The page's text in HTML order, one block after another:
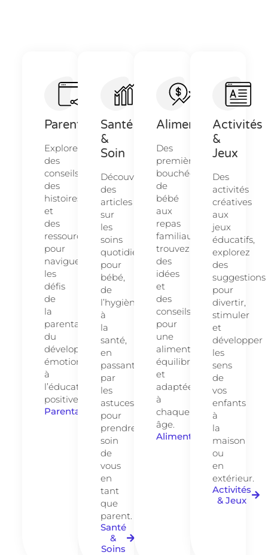
Parentalité
Explorez
des
conseils,
des
histoires
et
des
ressources
pour
naviguer
les
défis
de
la
parentalité,
du
développement
émotionnel
à
l’éducation
positive.
Parentalité
Santé
&
Soin
Découvrez
des
articles
sur
les
soins
quotidiens
pour
bébé,
de
l’hygiène
à
la
santé,
en
passant
par
les
astuces
pour
prendre
soin
de
vous
en
tant
que
parent.
Santé
&
Soins
Alimentation
Des
premières
bouchées
de
bébé
aux
repas
familiaux,
trouvez
des
idées
et
des
conseils
pour
une
alimentation
équilibrée
et
adaptée
à
chaque
âge.
Alimentation
Activités
&
Jeux
Des
activités
créatives
aux
jeux
éducatifs,
explorez
des
suggestions
pour
divertir,
stimuler
et
développer
les
sens
de
vos
enfants
à
la
maison
ou
en
extérieur.
Activités
& Jeux